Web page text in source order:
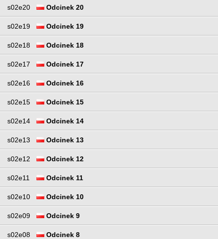
s02e20 Odcinek 20
s02e19 Odcinek 19
s02e18 Odcinek 18
s02e17 Odcinek 17
s02e16 Odcinek 16
s02e15 Odcinek 15
s02e14 Odcinek 14
s02e13 Odcinek 13
s02e12 Odcinek 12
s02e11 Odcinek 11
s02e10 Odcinek 10
s02e09 Odcinek 9
s02e08 Odcinek 8